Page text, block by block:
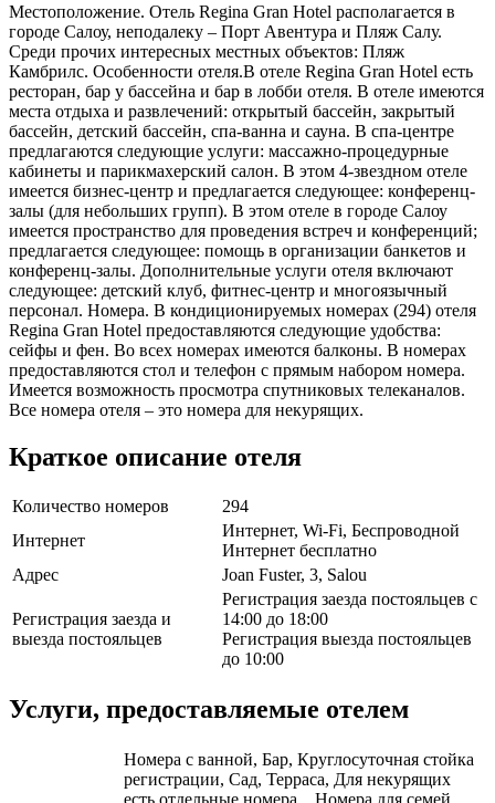
Местоположение. Отель Regina Gran Hotel располагается в
городе Салоу, неподалеку – Порт Авентура и Пляж Салу.
Среди прочих интересных местных объектов: Пляж
Камбрилс. Особенности отеля.В отеле Regina Gran Hotel есть
ресторан, бар у бассейна и бар в лобби отеля. В отеле имеются
места отдыха и развлечений: открытый бассейн, закрытый
бассейн, детский бассейн, спа-ванна и сауна. В спа-центре
предлагаются следующие услуги: массажно-процедурные
кабинеты и парикмахерский салон. В этом 4-звездном отеле
имеется бизнес-центр и предлагается следующее: конференц-
залы (для небольших групп). В этом отеле в городе Салоу
имеется пространство для проведения встреч и конференций;
предлагается следующее: помощь в организации банкетов и
конференц-залы. Дополнительные услуги отеля включают
следующее: детский клуб, фитнес-центр и многоязычный
персонал. Номера. В кондиционируемых номерах (294) отеля
Regina Gran Hotel предоставляются следующие удобства:
сейфы и фен. Во всех номерах имеются балконы. В номерах
предоставляются стол и телефон с прямым набором номера.
Имеется возможность просмотра спутниковых телеканалов.
Все номера отеля – это номера для некурящих.
Краткое описание отеля
Количество номеров
294
Интернет
Интернет, Wi-Fi, Беспроводной
Интернет бесплатно
Адрес
Joan Fuster, 3, Salou
Регистрация заезда и
выезда постояльцев
Регистрация заезда постояльцев с
14:00 до 18:00
Регистрация выезда постояльцев
до 10:00
Услуги, предоставляемые отелем
Номера с ванной, Бар, Круглосуточная стойка
регистрации, Сад, Терраса, Для некурящих